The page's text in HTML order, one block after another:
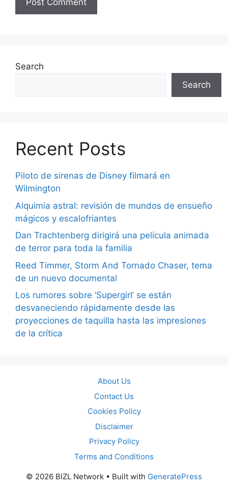
Search
Search
Recent Posts
Piloto de sirenas de Disney filmará en
Wilmington
Alquimia astral: revisión de mundos de ensueño
mágicos y escalofriantes
Dan Trachtenberg dirigirá una película animada
de terror para toda la familia
Reed Timmer, Storm And Tornado Chaser, tema
de un nuevo documental
Los rumores sobre ‘Supergirl’ se están
desvaneciendo rápidamente desde las
proyecciones de taquilla hasta las impresiones
de la crítica
About Us
Contact Us
Cookies Policy
Disclaimer
Privacy Policy
Terms and Conditions
© 2026 BIZL Network • Built with GeneratePress